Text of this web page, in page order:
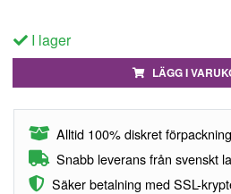
I lager
LÄGG I
Alltid 100% diskret
Snabb leverans från svenskt
Säker betalning med SSL-